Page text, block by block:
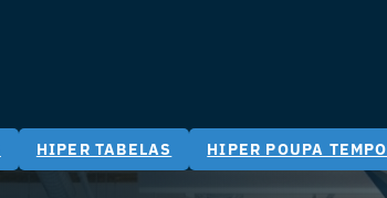
HIPER TABELAS HIPER POUPA TEMPO